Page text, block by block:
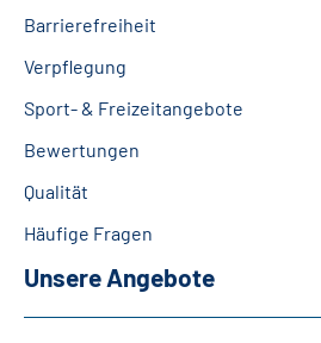
Sozialdienste & Zuweisende
Suche
Leichte Sprache
Gebärdensprache
Barrierefreiheit
Verpflegung
Sport- & Freizeitangebote
Bewertungen
Qualität
Häufige Fragen
Unsere Angebote